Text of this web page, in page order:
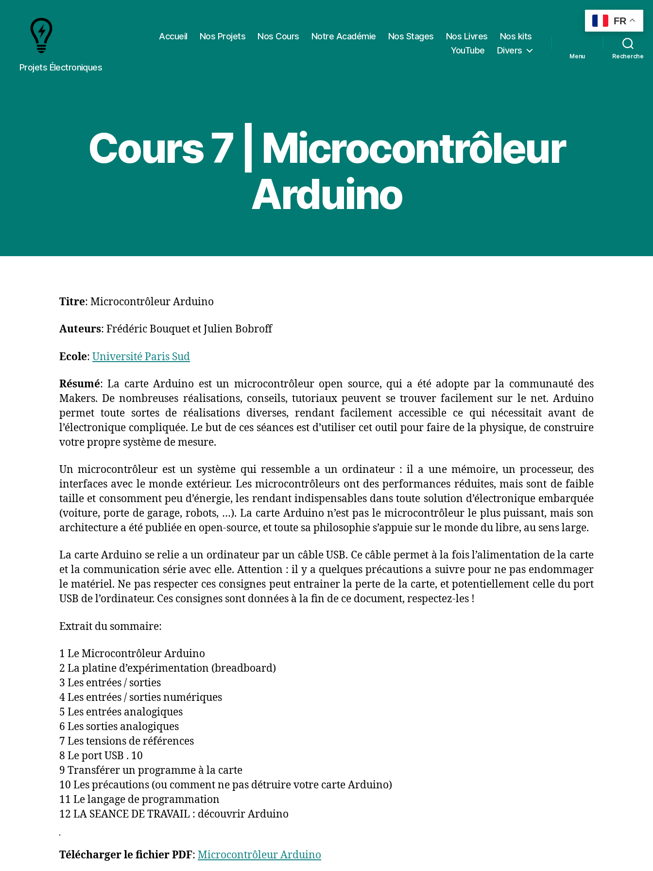
Cours
&
Projets Électroniques
Accueil Nos Projets Nos Cours Notre Académie Nos Stages Nos Livres
Nos kits
YouTube
Divers
Menu Recherche
Cours 7 | Microcontrôleur
Arduino
Titre: Microcontrôleur Arduino
Auteurs: Frédéric Bouquet et Julien Bobroff
Ecole: Université Paris Sud
Résumé: La carte Arduino est un microcontrôleur open source, qui a été adopte par la communauté des
Makers. De nombreuses réalisations, conseils, tutoriaux peuvent se trouver facilement sur le net. Arduino
permet toute sortes de réalisations diverses, rendant facilement accessible ce qui nécessitait avant de
l’électronique compliquée. Le but de ces séances est d’utiliser cet outil pour faire de la physique, de construire
votre propre système de mesure.
Un microcontrôleur est un système qui ressemble a un ordinateur : il a une mémoire, un processeur, des
interfaces avec le monde extérieur. Les microcontrôleurs ont des performances réduites, mais sont de faible
taille et consomment peu d’énergie, les rendant indispensables dans toute solution d’électronique embarquée
(voiture, porte de garage, robots, …). La carte Arduino n’est pas le microcontrôleur le plus puissant, mais son
architecture a été publiée en open-source, et toute sa philosophie s’appuie sur le monde du libre, au sens large.
La carte Arduino se relie a un ordinateur par un câble USB. Ce câble permet à la fois l’alimentation de la carte
et la communication série avec elle. Attention : il y a quelques précautions a suivre pour ne pas endommager
le matériel. Ne pas respecter ces consignes peut entrainer la perte de la carte, et potentiellement celle du port
USB de l’ordinateur. Ces consignes sont données à la fin de ce document, respectez-les !
Extrait du sommaire:
1 Le Microcontrôleur Arduino
2 La platine d’expérimentation (breadboard)
3 Les entrées / sorties
4 Les entrées / sorties numériques
5 Les entrées analogiques
6 Les sorties analogiques
7 Les tensions de références
8 Le port USB . 10
9 Transférer un programme à la carte
10 Les précautions (ou comment ne pas détruire votre carte Arduino)
11 Le langage de programmation
12 LA SEANCE DE TRAVAIL : découvrir Arduino
Télécharger le fichier PDF: Microcontrôleur Arduino
FR